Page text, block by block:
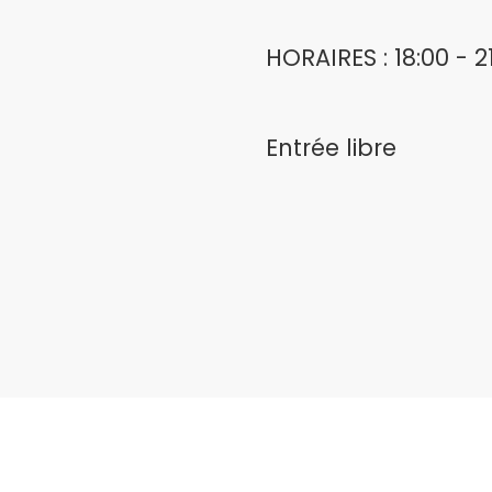
HORAIRES : 18:00 -
Entrée libre